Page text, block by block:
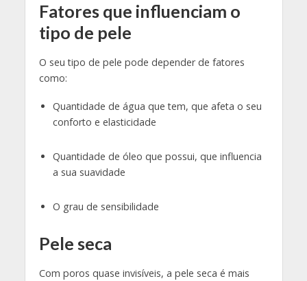
Fatores que influenciam o
tipo de pele
O seu tipo de pele pode depender de fatores
como:
Quantidade de água que tem, que afeta o seu
conforto e elasticidade
Quantidade de óleo que possui, que influencia
a sua suavidade
O grau de sensibilidade
Pele seca
Com poros quase invisíveis, a pele seca é mais